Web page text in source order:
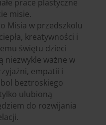
prace plastyczne
misie.
Misia w przedszkolu
kreatywności i
świętu dzieci
niezwykle ważne w
empatii i
beztroskiego
ulubioną
do rozwijania